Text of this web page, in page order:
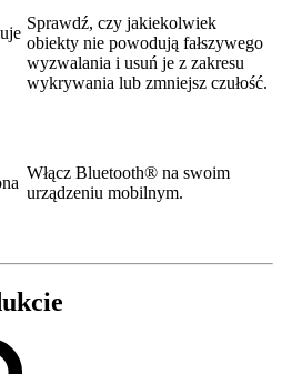
Sprawdź, czy jakiekolwiek
obiekty nie powodują fałszywego
wyzwalania i usuń je z zakresu
wykrywania lub zmniejsz czułość.
Włącz Bluetooth® na swoim
urządzeniu mobilnym.